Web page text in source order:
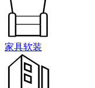
家具软装